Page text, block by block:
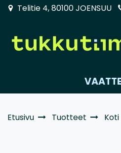
Siirry pääsisältöön
Telitie 4, 80100 JOENSUU
Etusivu Tuotteet Koti